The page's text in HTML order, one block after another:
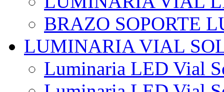
BRAZO SOPORTE
LUMINARIA VIAL
Luminaria LED Vial